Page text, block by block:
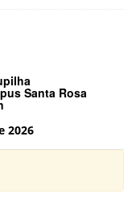
Santa Rosa
2026